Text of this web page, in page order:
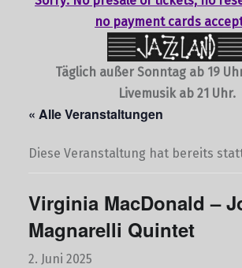
no payment cards
Täglich außer Sonntag ab 19
Livemusik ab 21 Uhr.
« Alle Veranstaltungen
Diese Veranstaltung hat bereits
Virginia MacDonald –
Magnarelli Quintet
2. Juni 2025